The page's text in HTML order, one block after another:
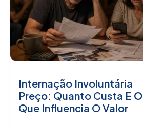
Internação Involuntária
Preço: Quanto Custa E O
Que Influencia O Valor